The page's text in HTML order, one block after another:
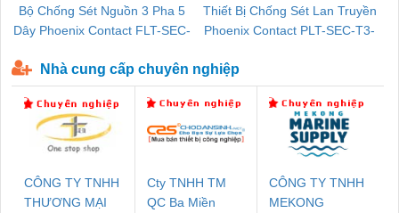
Bộ Chống Sét Nguồn 3 Pha 5
Dây Phoenix Contact FLT-SEC-
Thiết Bị Chống Sét Lan Truyền
Phoenix Contact PLT-SEC-T3-
Nhà cung cấp chuyên nghiệp
CÔNG TY TNHH
THƯƠNG MẠI
Cty TNHH TM
QC Ba Miền
CÔNG TY TNHH
MEKONG